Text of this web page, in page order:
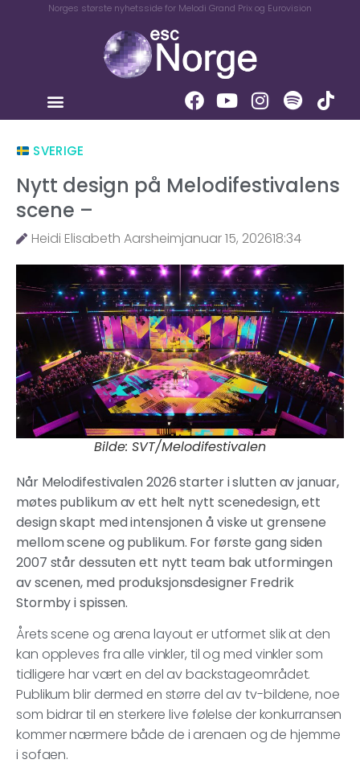
Norges største nyhetsside for Melodi Grand Prix og Eurovision
SVERIGE
Nytt design på Melodifestivalens
scene –
Heidi Elisabeth Aarsheimjanuar 15, 202618:34
Bilde: SVT/Melodifestivalen
Når Melodifestivalen 2026 starter i slutten av januar,
møtes publikum av ett helt nytt scenedesign, ett
design skapt med intensjonen å viske ut grensene
mellom scene og publikum. For første gang siden
2007 står dessuten ett nytt team bak utformingen
av scenen, med produksjonsdesigner Fredrik
Stormby i spissen.
Årets scene og arena layout er utformet slik at den
kan oppleves fra alle vinkler, til og med vinkler som
tidligere har vært en del av backstageområdet.
Publikum blir dermed en større del av tv-bildene, noe
som bidrar til en sterkere live følelse der konkurransen
kommer nærmere både de i arenaen og de hjemme
i sofaen.